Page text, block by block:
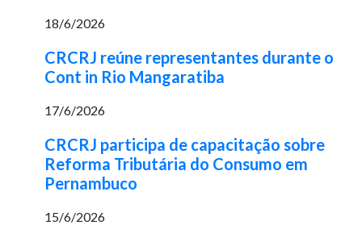
18/6/2026
CRCRJ reúne representantes durante o
Cont in Rio Mangaratiba
17/6/2026
CRCRJ participa de capacitação sobre
Reforma Tributária do Consumo em
Pernambuco
15/6/2026